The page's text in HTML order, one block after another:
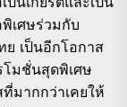
เศษร่วมกับ
เป็นอีกโอกาส
โมชั่นสุดพิเศษ
มากกว่าเคยให้